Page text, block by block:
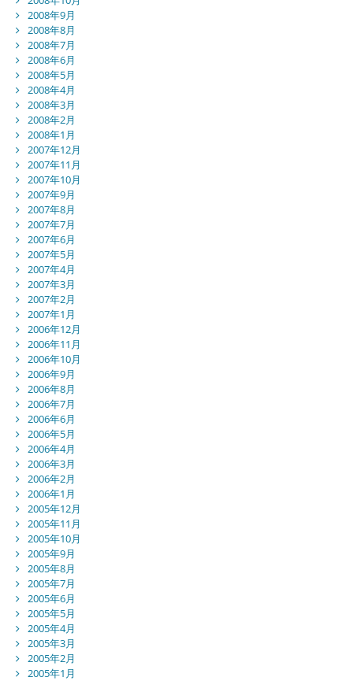
2008年9月
2008年8月
2008年7月
2008年6月
2008年5月
2008年4月
2008年3月
2008年2月
2008年1月
2007年12月
2007年11月
2007年10月
2007年9月
2007年8月
2007年7月
2007年6月
2007年5月
2007年4月
2007年3月
2007年2月
2007年1月
2006年12月
2006年11月
2006年10月
2006年9月
2006年8月
2006年7月
2006年6月
2006年5月
2006年4月
2006年3月
2006年2月
2006年1月
2005年12月
2005年11月
2005年10月
2005年9月
2005年8月
2005年7月
2005年6月
2005年5月
2005年4月
2005年3月
2005年2月
2005年1月